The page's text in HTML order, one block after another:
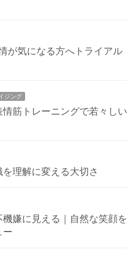
が気になる方へトライアル
ジング
筋トレーニングで若々しい
理解に変える大切さ
嫌に見える｜自然な笑顔を
ー